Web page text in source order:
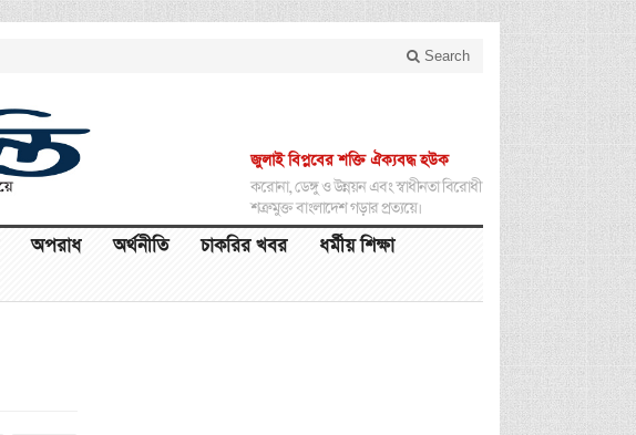
Search
জুলাই বিপ্লবের শক্তি ঐক্যবদ্ধ হউক
করোনা, ডেঙ্গু ও উন্নয়ন এবং স্বাধীনতা বিরোধী
শত্রুমুক্ত বাংলাদেশ গড়ার প্রত্যয়ে।
অপরাধ অর্থনীতি চাকরির খবর
ধর্মীয় শিক্ষা